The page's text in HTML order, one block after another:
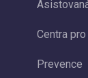
Centra
Prevence